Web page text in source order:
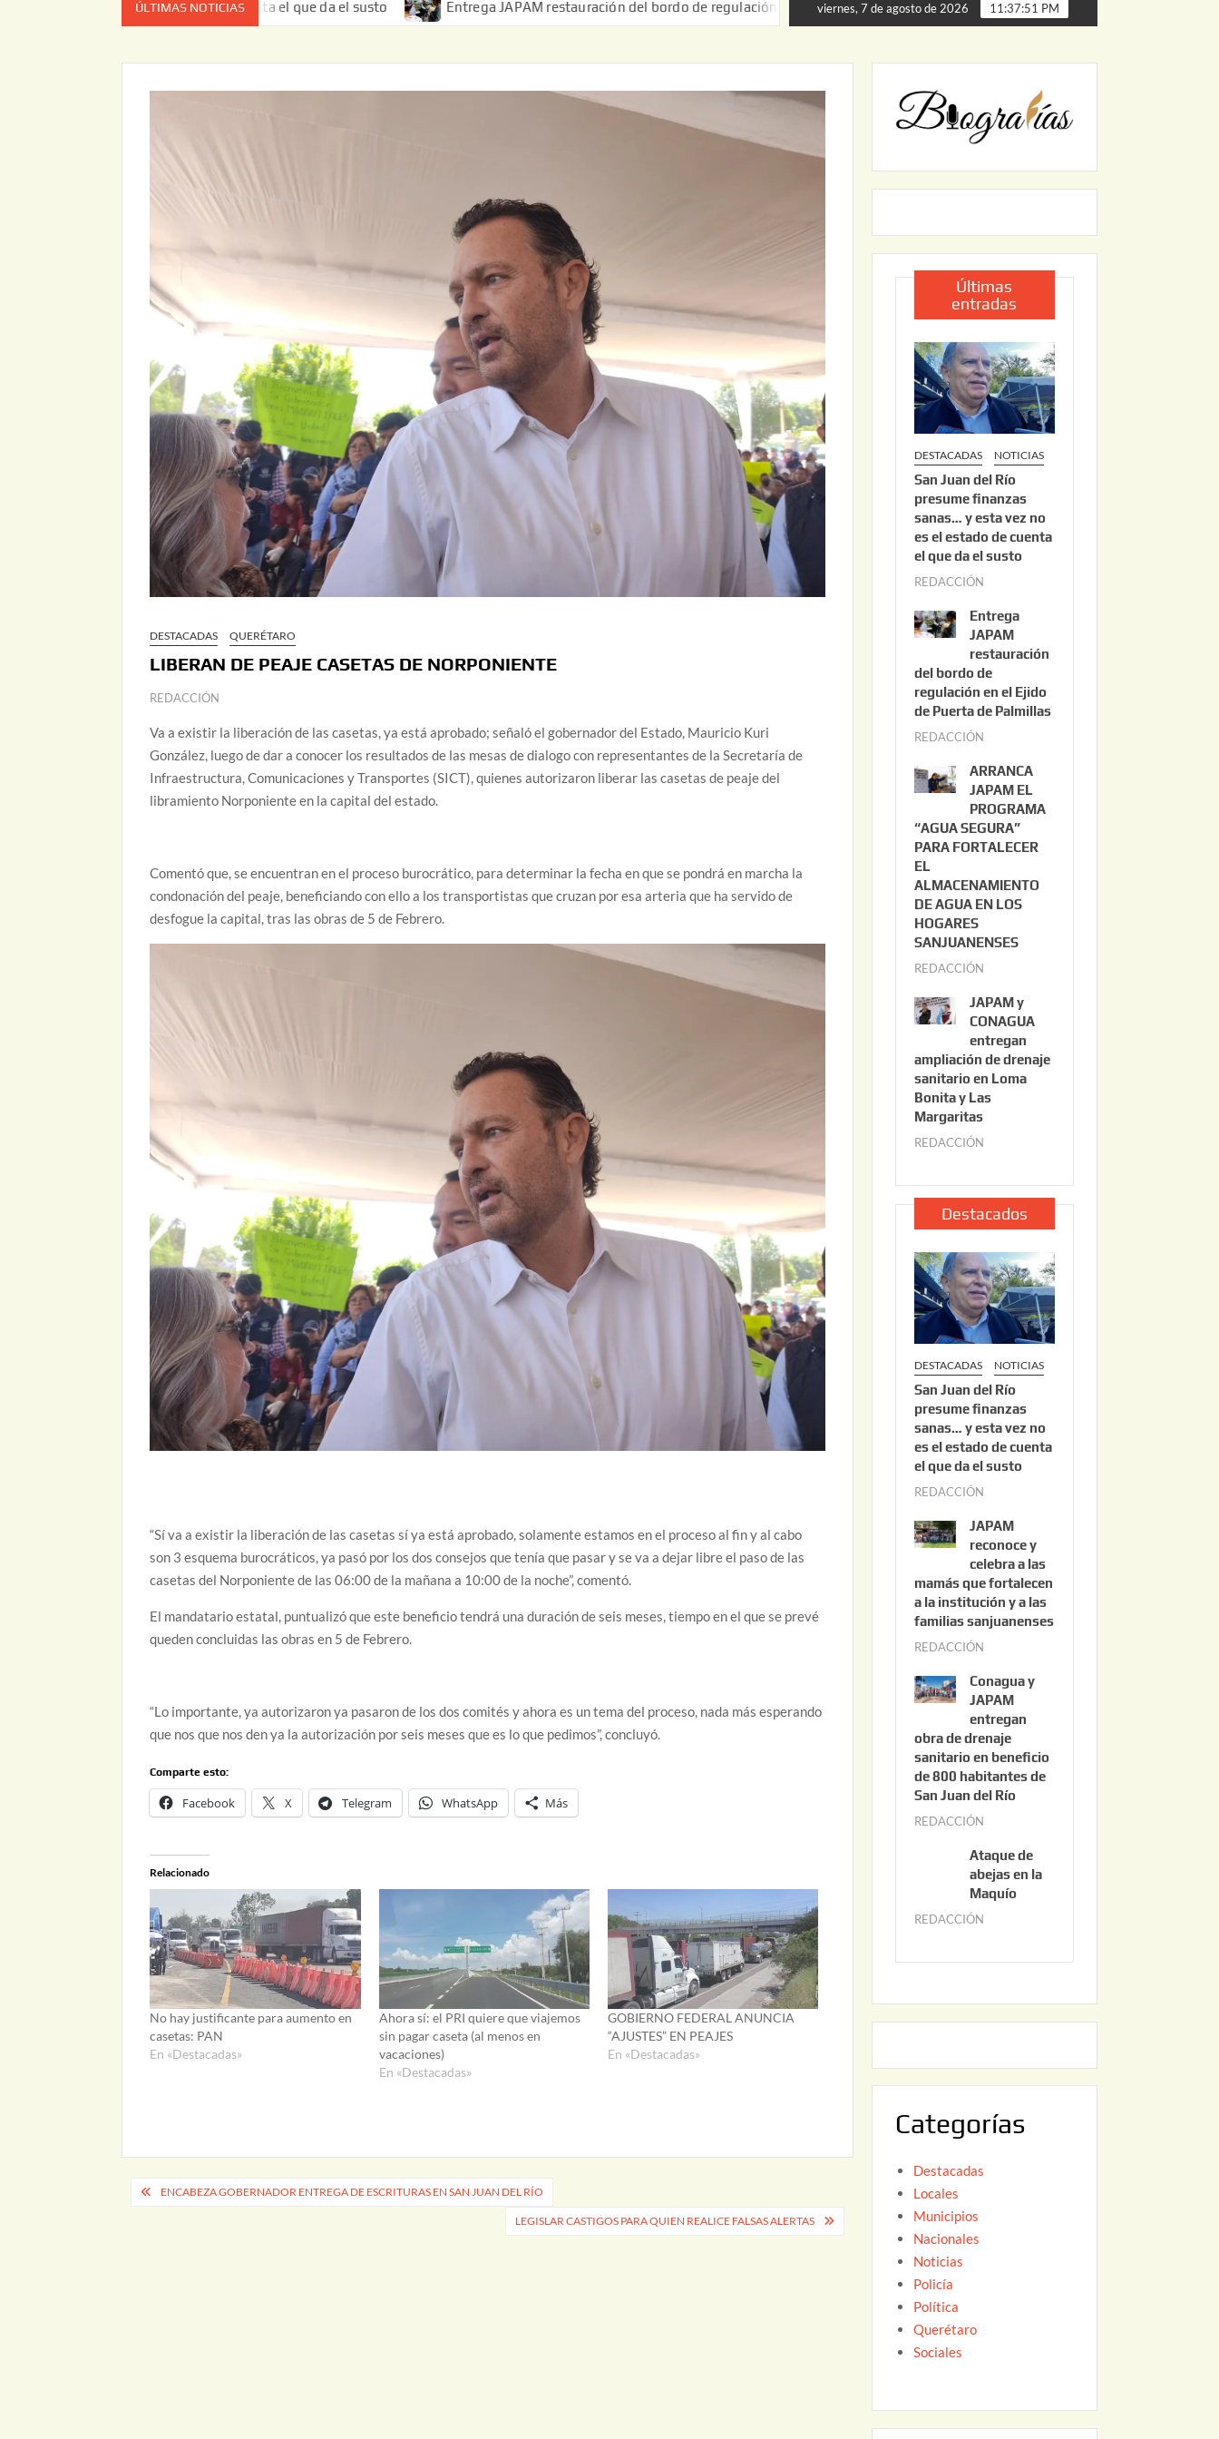
ÚLTIMAS NOTICIAS
no es el estado de cuenta el que da el susto Entrega JAPAM restauración del bordo de regulación en el Ejido de Puerta de Palmillas ARRANCA JAPAM EL PROGRAMA “AGUA
viernes, 7 de agosto de 2026 11:37:52 PM
DESTACADAS QUERÉTARO
LIBERAN DE PEAJE CASETAS DE NORPONIENTE
REDACCIÓN
Va a existir la liberación de las casetas, ya está aprobado; señaló el gobernador del Estado, Mauricio Kuri
González, luego de dar a conocer los resultados de las mesas de dialogo con representantes de la Secretaría de
Infraestructura, Comunicaciones y Transportes (SICT), quienes autorizaron liberar las casetas de peaje del
libramiento Norponiente en la capital del estado.
Comentó que, se encuentran en el proceso burocrático, para determinar la fecha en que se pondrá en marcha la
condonación del peaje, beneficiando con ello a los transportistas que cruzan por esa arteria que ha servido de
desfogue la capital, tras las obras de 5 de Febrero.
“Sí va a existir la liberación de las casetas sí ya está aprobado, solamente estamos en el proceso al fin y al cabo
son 3 esquema burocráticos, ya pasó por los dos consejos que tenía que pasar y se va a dejar libre el paso de las
casetas del Norponiente de las 06:00 de la mañana a 10:00 de la noche”, comentó.
El mandatario estatal, puntualizó que este beneficio tendrá una duración de seis meses, tiempo en el que se prevé
queden concluidas las obras en 5 de Febrero.
“Lo importante, ya autorizaron ya pasaron de los dos comités y ahora es un tema del proceso, nada más esperando
que nos que nos den ya la autorización por seis meses que es lo que pedimos”, concluyó.
Comparte esto:
Facebook X Telegram WhatsApp Más
Relacionado
No hay justificante para aumento en
casetas: PAN
En «Destacadas»
Ahora sí: el PRI quiere que viajemos
sin pagar caseta (al menos en
vacaciones)
En «Destacadas»
GOBIERNO FEDERAL ANUNCIA
“AJUSTES” EN PEAJES
En «Destacadas»
Navegación
ENCABEZA GOBERNADOR ENTREGA DE ESCRITURAS EN SAN JUAN DEL RÍO
LEGISLAR CASTIGOS PARA QUIEN REALICE FALSAS ALERTAS
Últimas
entradas
DESTACADAS NOTICIAS
San Juan del Río
presume finanzas
sanas… y esta vez no
es el estado de cuenta
el que da el susto
REDACCIÓN
o
s
t
o
3
2
0
2
6
Entrega
JAPAM
restauración
del bordo de
regulación en el Ejido
de Puerta de Palmillas
REDACCIÓN
l
i
o
2
0
ARRANCA
JAPAM EL
PROGRAMA
“AGUA SEGURA”
PARA FORTALECER
EL
ALMACENAMIENTO
DE AGUA EN LOS
HOGARES
SANJUANENSES
REDACCIÓN
l
i
o
2
2
2
6
JAPAM y
CONAGUA
entregan
ampliación de drenaje
sanitario en Loma
Bonita y Las
Margaritas
REDACCIÓN
l
i
o
2
2
,
2
0
2
6
Destacados
DESTACADAS NOTICIAS
San Juan del Río
presume finanzas
sanas… y esta vez no
es el estado de cuenta
el que da el susto
REDACCIÓN
s
t
o
3
0
2
6
JAPAM
reconoce y
celebra a las
mamás que fortalecen
a la institución y a las
familias sanjuanenses
REDACCIÓN
n
i
o
3
0
0
2
6
Conagua y
JAPAM
entregan
obra de drenaje
sanitario en beneficio
de 800 habitantes de
San Juan del Río
REDACCIÓN
n
i
0
2
Ataque de
abejas en la
Maquío
REDACCIÓN
y
2
Categorías
Destacadas
Locales
Municipios
Nacionales
Noticias
Policía
Política
Querétaro
Sociales